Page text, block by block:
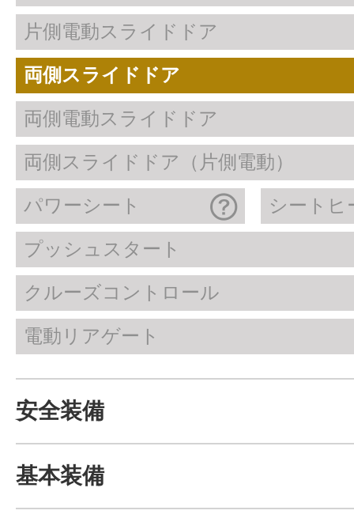
片側電動スライドドア
両側スライドドア
両側電動スライドドア
両側スライドドア（片側電動）
パワーシート シートヒ
プッシュスタート
クルーズコントロール
電動リアゲート
安全装備
基本装備